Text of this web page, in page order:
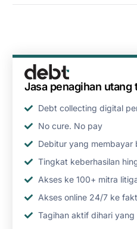
Jasa penagihan utang
Debt collecting digital
No cure. No pay
Debitur yang membayar
Tingkat keberhasilan
Akses ke 100+ mitra
Akses online 24/7 ke
Tagihan aktif dihari yang